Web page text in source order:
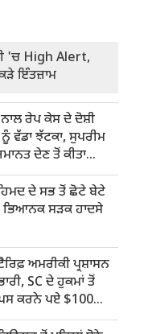
'ਚ High Alert,
ਇੰਤਜ਼ਾਮ
ਰੇਪ ਕੇਸ ਦੇ ਦੋਸ਼ੀ
ਵੱਡਾ ਝੱਟਕਾ, ਸੁਪਰੀਮ
ਦੇਣ ਤੋਂ ਕੀਤਾ
ਦੇ ਸਭ ਤੋਂ ਛੋਟੇ ਬੇਟੇ
ਭਿਆਨਕ ਸੜਕ ਹਾਦਸੇ
ਅਮਰੀਕੀ ਪ੍ਰਸ਼ਾਸਨ
SC ਦੇ ਹੁਕਮਾਂ ਤੋਂ
ਕਰਨੇ ਪਏ $100